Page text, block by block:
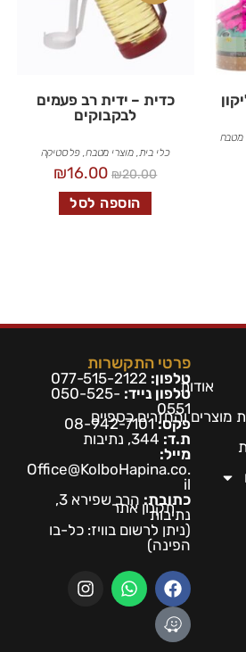
מטבח
כדית – ידית רב פעמים
לבקבוקים
כלי בית ,מוצרי מטבח ,פלסטיקה
₪20.00
₪16.00
הוספה לסל
אודות
מוצרים והחזרים כספיים
תקנון אתר
פרטי התקשרות
טלפון: 077-515-2122
טלפון נייד: 050-525-
0551
פקס:08-942-7101
ת.ד:
מייל:
Office@KolboHapina.co.
il
כתובת:
הרב שפירא 3,
נתיבות
(ניתן לרשום בוויז: כל-בו
הפינה)